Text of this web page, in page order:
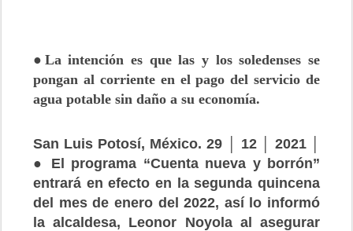
●La intención es que las y los soledenses se
pongan al corriente en el pago del servicio de
agua potable sin daño a su economía.
San Luis Potosí, México. 29 │ 12 │ 2021 │
● El programa “Cuenta nueva y borrón”
entrará en efecto en la segunda quincena
del mes de enero del 2022, así lo informó
la alcaldesa, Leonor Noyola al asegurar